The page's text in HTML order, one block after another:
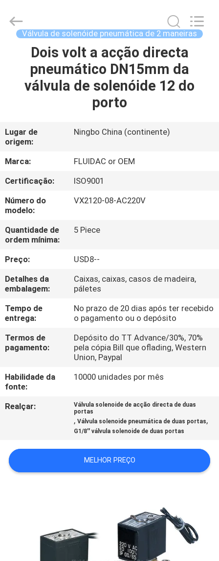
CASA
PRODUTOS
SOBRE
NÓS
EXCURSÃO
DA
FÁBRICA
CONTROLE
DA
QUALIDADE
CONTACTE-
NOS
PEÇA
UMAS
CITAÇÕES
SHOW
PRIVACY
FLUID
AUTOMATIC
CONTROL
CO.,LTD.
Válvula de solenóide pneumática de 2 maneiras
Dois volt a acção directa
pneumático DN15mm da
válvula de solenóide 12 do
porto
Lugar de
origem:
Ningbo China (continente)
Marca:
FLUIDAC or OEM
Certificação:
ISO9001
Número do
modelo:
VX2120-08-AC220V
Quantidade de
ordem mínima:
5 Piece
Preço:
USD8--
Detalhes da
embalagem:
Caixas, caixas, casos de madeira,
páletes
Tempo de
entrega:
No prazo de 20 dias após ter recebido
o pagamento ou o depósito
Termos de
pagamento:
Depósito do TT Advance/30%, 70%
pela cópia Bill que oflading, Western
Union, Paypal
Habilidade da
fonte:
10000 unidades por mês
Realçar:
Válvula solenoide de acção directa de duas
portas
,Válvula solenoide pneumática de duas portas,
G1/8'' válvula solenoide de duas portas
MELHOR PREÇO